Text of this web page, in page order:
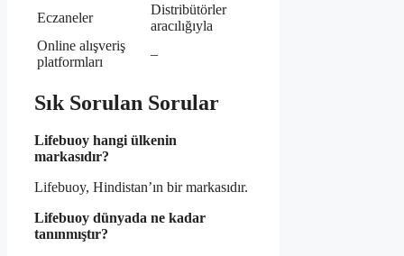
Eczaneler
Distribütörler
aracılığıyla
Online alışveriş
platformları
–
Sık Sorulan Sorular
Lifebuoy hangi ülkenin
markasıdır?
Lifebuoy, Hindistan’ın bir markasıdır.
Lifebuoy dünyada ne kadar
tanınmıştır?